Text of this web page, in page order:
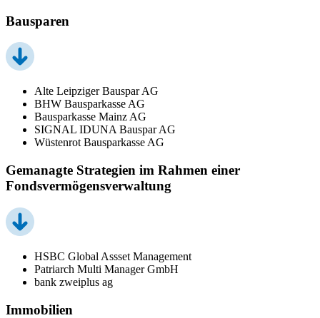
Bausparen
Alte Leipziger Bauspar AG
BHW Bausparkasse AG
Bausparkasse Mainz AG
SIGNAL IDUNA Bauspar AG
Wüstenrot Bausparkasse AG
Gemanagte Strategien im Rahmen einer
Fondsvermögensverwaltung
HSBC Global Assset Management
Patriarch Multi Manager GmbH
bank zweiplus ag
Immobilien